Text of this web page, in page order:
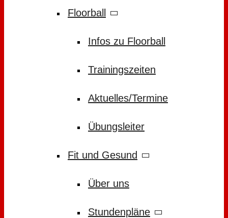
Floorball
Infos zu Floorball
Trainingszeiten
Aktuelles/Termine
Übungsleiter
Fit und Gesund
Über uns
Stundenpläne